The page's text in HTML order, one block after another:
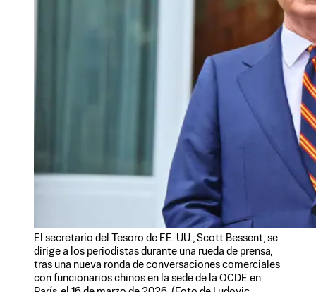
El secretario del Tesoro de EE. UU., Scott Bessent, se
dirige a los periodistas durante una rueda de prensa,
tras una nueva ronda de conversaciones comerciales
con funcionarios chinos en la sede de la OCDE en